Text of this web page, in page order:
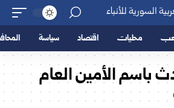
محليات اقتصاد سياسة
باسم الأمين العام